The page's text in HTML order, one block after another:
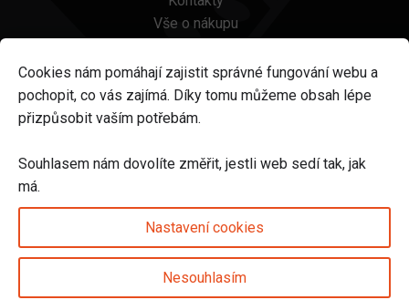
Vše o nákupu
Platba a doprava
Reklamace a vrácení
Obchodní podmínky
Odstoupení od smlouvy
Sledujte nás na
Cookies nám pomáhají zajistit správné fungování webu a
pochopit, co vás zajímá. Díky tomu můžeme obsah lépe
přizpůsobit vaším potřebám.
Souhlasem nám dovolíte změřit, jestli web sedí tak, jak
má.
Nastavení cookies
Nesouhlasím